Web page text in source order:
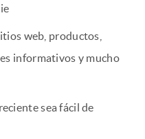
web, productos,
informativos y mucho
sea fácil de